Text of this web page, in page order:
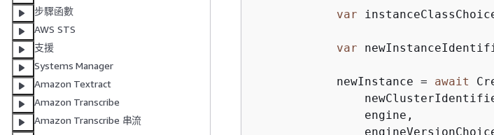
步驟函數
AWS STS
支援
Systems Manager
Amazon Textract
Amazon Transcribe
Amazon Transcribe 串流
var
var
            newInstance =
await
                engine,